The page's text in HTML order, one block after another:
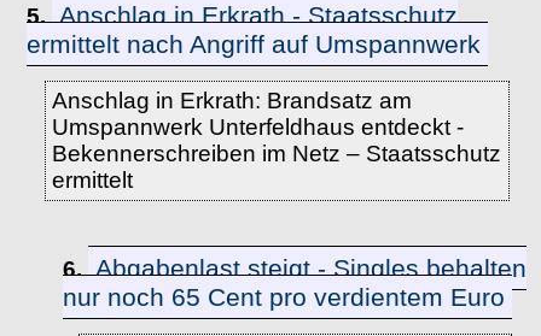
5. Anschlag in Erkrath - Staatsschutz
ermittelt nach Angriff auf Umspannwerk
Anschlag in Erkrath: Brandsatz am
Umspannwerk Unterfeldhaus entdeckt -
Bekennerschreiben im Netz – Staatsschutz
ermittelt
6. Abgabenlast steigt - Singles behalten
nur noch 65 Cent pro verdientem Euro